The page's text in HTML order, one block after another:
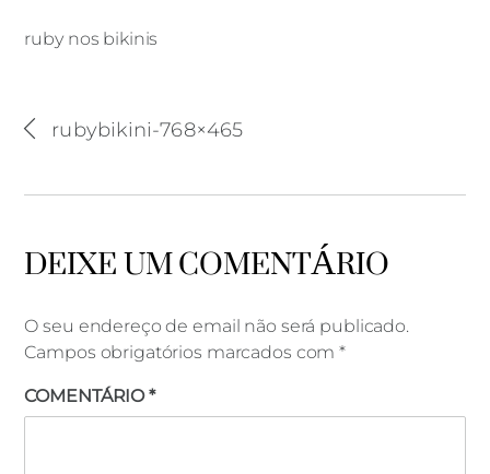
ruby nos bikinis
rubybikini-768×465
DEIXE UM COMENTÁRIO
O seu endereço de email não será publicado.
Campos obrigatórios marcados com*
COMENTÁRIO*